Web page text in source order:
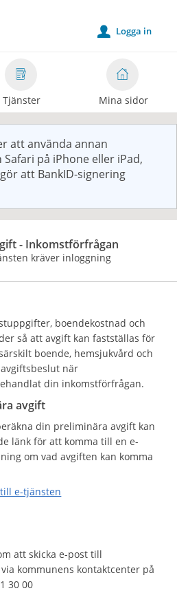
Tjänster Mina sidor
u Logga in
att använda annan
på iPhone eller iPad,
att BankID-signering
- Inkomstförfrågan
kräver inloggning
boendekostnad och
så att avgift kan fastställas för
boende, hemsjukvård och
när
din inkomstförfrågan.
avgift
din preliminära avgift kan
länk för att komma till en e-
om vad avgiften kan komma
e-tjänsten
att skicka e-post till
kommunens kontaktcenter på
30 00